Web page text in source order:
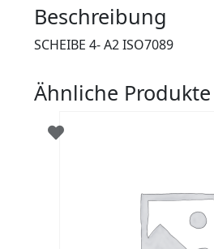
Beschreibung
SCHEIBE 4- A2 ISO7089
Ähnliche Produkte